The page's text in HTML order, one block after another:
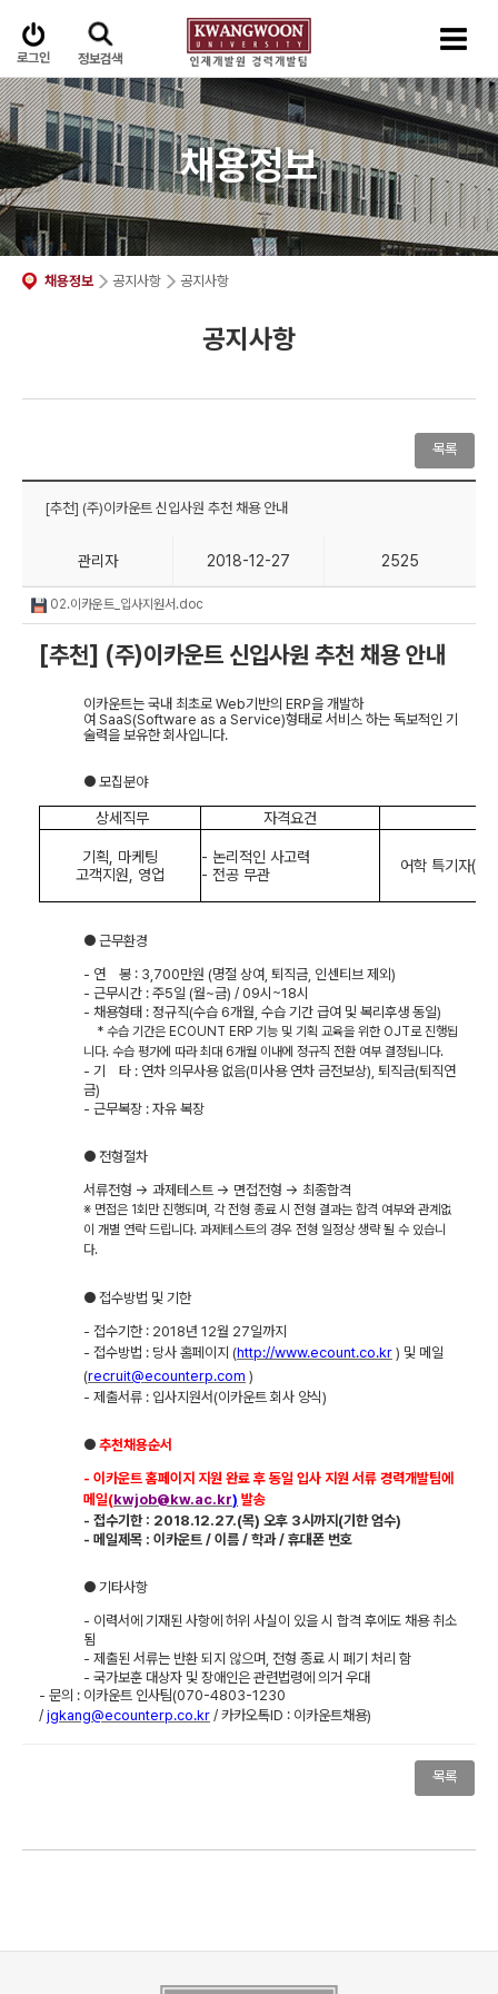
로그인 정보검색
채용정보
채용정보 공지사항 공지사항
공지사항
목록
[추천] (주)이카운트 신입사원 추천 채용 안내
관리자 2018-12-27 2525
02.이카운트_입사지원서.doc
[추천] (주)이카운트 신입사원 추천 채용 안내
이카운트는 국내 최초로 Web기반의 ERP을 개발하
여 SaaS(Software as a Service)형태로 서비스 하는 독보적인 기
술력을 보유한 회사입니다.
● 모집분야
상세직무 자격요건
기획
마케팅
고객지원
영업
- 논리적인 사고력
-전공 무관 어학 특기자(
● 근무환경
- 연 봉 : 3,700만원 (명절 상여 퇴직금 인센티브 제외 )
- 근무시간 : 주5일 (월~금) / 09시 ~18시
- 채용형태 : 정규직(수습 6개월 수습 기간 급여 및 복리후생 동일)
* 수습 기간은 ECOUNT ERP 기능 및 기획 교육을 위한 OJT로 진행됩
니다. 수습 평가에 따라 최대 6개월 이내에 정규직 전환 여부 결정됩니다.
- 기 타 : 연차 의무사용 없음(미사용 연차 금전보상), 퇴직금(퇴직연
금)
- 근무복장 : 자유 복장
● 전형절차
서류전형 → 과제테스트 → 면접전형 → 최종합격
※ 면접은 1회만 진행되며 각 전형 종료 시 전형 결과는 합격 여부와 관계없
이 개별 연락 드립니다. 과제테스트의 경우 전형 일정상 생략 될 수 있습니
다.
● 접수방법 및 기한
- 접수기한 : 2018년 12월 27일까지
- 접수방법 : 당사 홈페이지 (http://www.ecount.co.kr ) 및 메일
(recruit@ecounterp.com )
- 제출서류 : 입사지원서 (이카운트 회사 양식)
● 추천채용순서
- 이카운트 홈페이지 지원 완료 후 동일 입사 지원 서류 경력개발팀에
메일(kwjob@kw.ac.kr) 발송
- 접수기한 : 2018.12.27.(목) 오후 3시까지 (기한 엄수)
- 메일제목 : 이카운트 / 이름 / 학과/ 휴대폰 번호
● 기타사항
- 이력서에 기재된 사항에 허위 사실이 있을 시 합격 후에도 채용 취소
됨
- 제출된 서류는 반환 되지 않으며 전형 종료 시 폐기 처리 함
- 국가보훈 대상자 및 장애인은 관련법령에 의거 우대
- 문의 : 이카운트 인사팀(070-4803-1230
/ jgkang@ecounterp.co.kr / 카카오톡ID : 이카운트채용)
목록